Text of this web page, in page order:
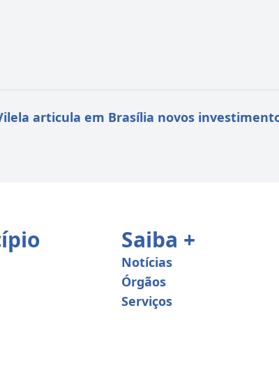
articula em Brasília novos
Saiba +
Notícias
Órgãos
Serviços